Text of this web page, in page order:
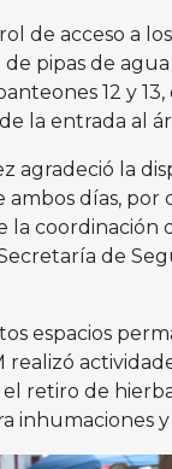
de acceso a
pipas de
12 y
la entrada al
agradeció la
días, por
la coordinación
de
espacios
realizó
retiro de
inhumaciones